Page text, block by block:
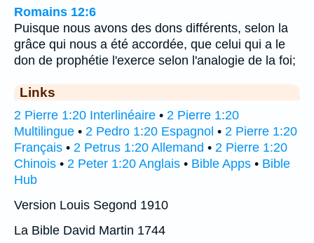
Romains 12:6
Puisque nous avons des dons différents, selon la
grâce qui nous a été accordée, que celui qui a le
don de prophétie l'exerce selon l'analogie de la foi;
Links
2 Pierre 1:20 Interlinéaire • 2 Pierre 1:20
Multilingue • 2 Pedro 1:20 Espagnol • 2 Pierre 1:20
Français • 2 Petrus 1:20 Allemand • 2 Pierre 1:20
Chinois • 2 Peter 1:20 Anglais • Bible Apps • Bible
Hub
Version Louis Segond 1910
La Bible David Martin 1744